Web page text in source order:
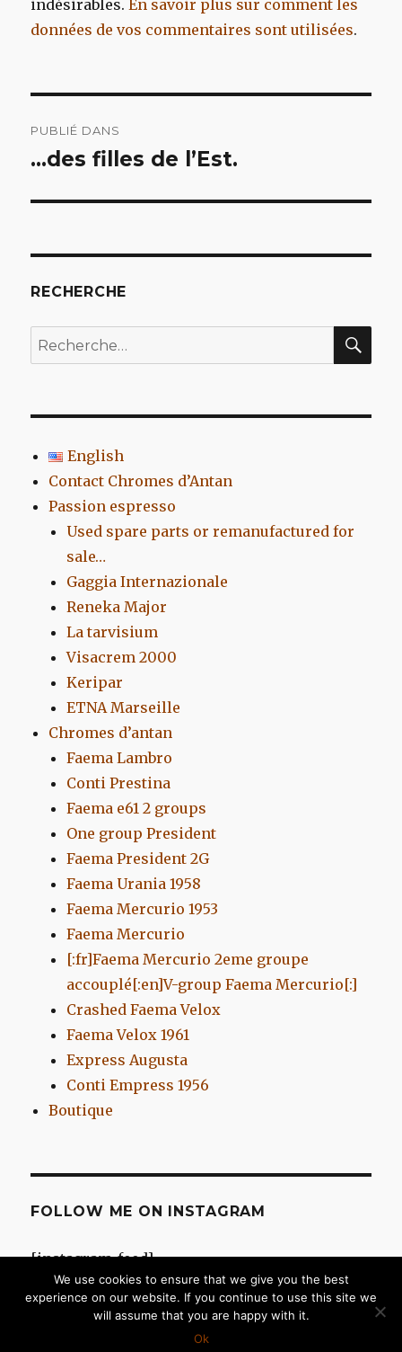
indésirables.En savoir plus sur comment les
données de vos commentaires sont utilisées.
de
PUBLIÉ DANS
…des filles de l’Est.
RECHERCHE
Recherche
pour
English
Contact Chromes d’Antan
Passion espresso
Used spare parts or remanufactured for
sale…
Gaggia Internazionale
Reneka Major
La tarvisium
Visacrem 2000
Keripar
ETNA Marseille
Chromes d’antan
Faema Lambro
Conti Prestina
Faema e61 2 groups
One group President
Faema President 2G
Faema Urania 1958
Faema Mercurio 1953
Faema Mercurio
[:fr]Faema Mercurio 2eme groupe
accouplé[:en]V-group Faema Mercurio[:]
Crashed Faema Velox
Faema Velox 1961
Express Augusta
Conti Empress 1956
Boutique
FOLLOW ME ON INSTAGRAM
[instagram-feed]
Fièrement propulsé par WordPress
We use cookies to ensure that we give you the best
experience on our website. If you continue to use this site we
will assume that you are happy with it.
Ok